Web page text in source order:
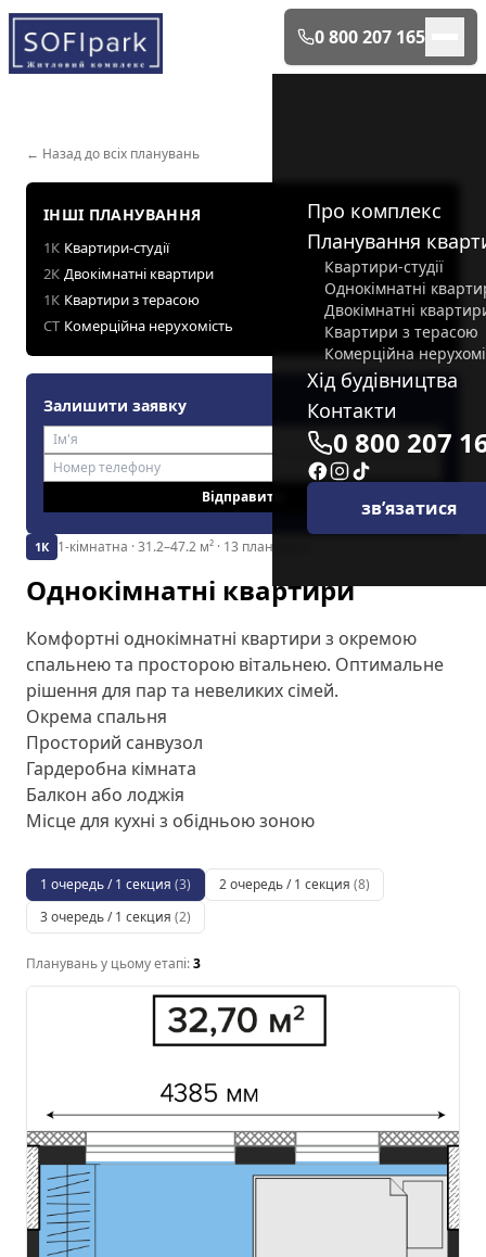
0 800 207 165
Про комплекс
Планування
Квартири-студії
Однокімнатні
Двокімнатні
Квартири з терасою
Комерційна
Хід будівництва
Контакти
0 800 207
зв’язатися
← Назад до всіх планувань
1К 1-кімнатна · 31.2–47.2 м² · 13 планувань
Однокімнатні квартири
Комфортні однокімнатні квартири з окремою
спальнею та просторою вітальнею. Оптимальне
рішення для пар та невеликих сімей.
Окрема спальня
Просторий санвузол
Гардеробна кімната
Балкон або лоджія
Місце для кухні з обідньою зоною
1 очередь / 1 секция (3) 2 очередь / 1 секция (8)
3 очередь / 1 секция (2)
Планувань у цьому етапі:3
ІНШІ ПЛАНУВАННЯ
1К Квартири-студії
2К Двокімнатні квартири
1К Квартири з терасою
СТ Комерційна нерухомість
Залишити заявку
Відправити